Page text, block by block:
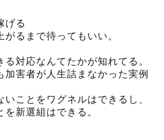
げる
るまで待ってもいい。
対応なんてたかが知れてる。
加害者が人生詰まなかった実例
いことをワグネルはできるし、
新選組はできる。